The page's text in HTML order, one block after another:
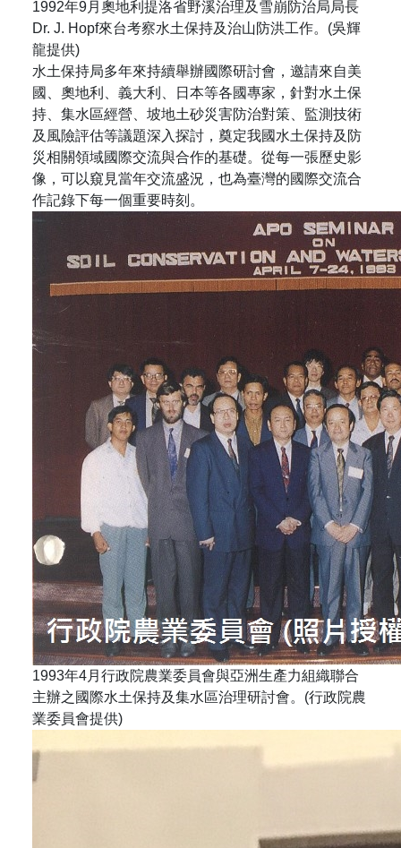
1992年9月奧地利提洛省野溪治理及雪崩防治局局長
Dr. J. Hopf來台考察水土保持及治山防洪工作。(吳輝
龍提供)
水土保持局多年來持續舉辦國際研討會，邀請來自美
國、奧地利、義大利、日本等各國專家，針對水土保
持、集水區經營、坡地土砂災害防治對策、監測技術
及風險評估等議題深入探討，奠定我國水土保持及防
災相關領域國際交流與合作的基礎。從每一張歷史影
像，可以窺見當年交流盛況，也為臺灣的國際交流合
作記錄下每一個重要時刻。
1993年4月行政院農業委員會與亞洲生產力組織聯合
主辦之國際水土保持及集水區治理研討會。(行政院農
業委員會提供)